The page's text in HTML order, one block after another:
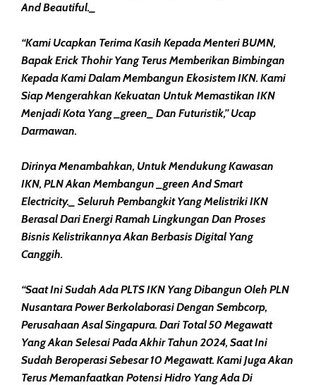
And Beautiful._
“Kami Ucapkan Terima Kasih Kepada Menteri BUMN,
Bapak Erick Thohir Yang Terus Memberikan Bimbingan
Kepada Kami Dalam Membangun Ekosistem IKN. Kami
Siap Mengerahkan Kekuatan Untuk Memastikan IKN
Menjadi Kota Yang _green_ Dan Futuristik,” Ucap
Darmawan.
Dirinya Menambahkan, Untuk Mendukung Kawasan
IKN, PLN Akan Membangun _green And Smart
Electricity._ Seluruh Pembangkit Yang Melistriki IKN
Berasal Dari Energi Ramah Lingkungan Dan Proses
Bisnis Kelistrikannya Akan Berbasis Digital Yang
Canggih.
“Saat Ini Sudah Ada PLTS IKN Yang Dibangun Oleh PLN
Nusantara Power Berkolaborasi Dengan Sembcorp,
Perusahaan Asal Singapura. Dari Total 50 Megawatt
Yang Akan Selesai Pada Akhir Tahun 2024, Saat Ini
Sudah Beroperasi Sebesar 10 Megawatt. Kami Juga Akan
Terus Memanfaatkan Potensi Hidro Yang Ada Di